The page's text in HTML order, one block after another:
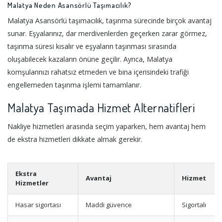
Malatya Neden Asansörlü Taşımacılık?
Malatya Asansörlü taşımacılık, taşınma sürecinde birçok avantaj
sunar. Eşyalarınız, dar merdivenlerden geçerken zarar görmez,
taşınma süresi kısalır ve eşyaların taşınması sırasında
oluşabilecek kazaların önüne geçilir. Ayrıca, Malatya
komşularınızı rahatsız etmeden ve bina içerisindeki trafiği
engellemeden taşınma işlemi tamamlanır.
Malatya Taşımada Hizmet Alternatifleri
Nakliye hizmetleri arasında seçim yaparken, hem avantaj hem
de ekstra hizmetleri dikkate almak gerekir.
Ekstra
Hizmetler
Avantaj Hizmet
Hasar sigortası Maddi güvence Sigortalı